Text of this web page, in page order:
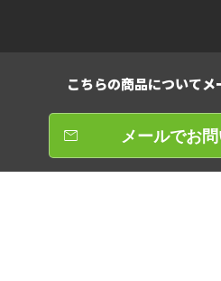
こちらの商品についてメ
メールでお